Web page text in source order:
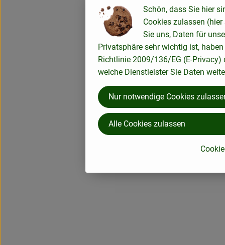
Schön, dass Sie hier
Cookies zulassen
Sie uns, Daten für
Privatsphäre sehr wichtig ist,
Richtlinie 2009/136/EG (E-
welche Dienstleister Sie Daten
Nur notwendige Cookies
Alle Cookies zulassen